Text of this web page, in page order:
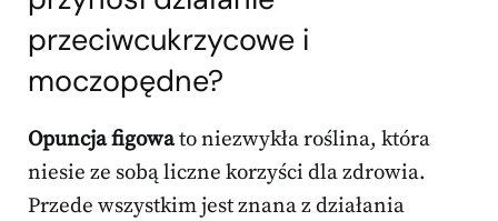
przeciwcukrzycowe i
moczopędne?
Opuncja figowato niezwykła roślina, która
niesie ze sobą liczne korzyści dla zdrowia.
Przede wszystkim jest znana z działania